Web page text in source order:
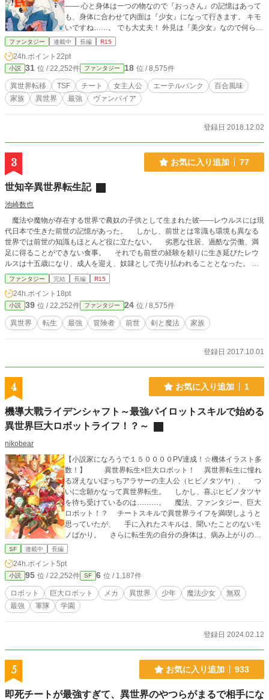
―― 心と身体は一つの物なので『おっさん』の記憶はあって
も、身体に合わせて内面は『少女』になって行きます。 キモ
いですね……。 でも大丈夫！ 外見は『美少女』なので何ら問
題ありません！！ 人形の様な造形と、生まれたばかりでモッ
人形遊び』です！ほぼセクハラです！！ 【一章】【二章】は
田舎暮らしで魔獣相手に無双します。 【三章】から、都会に
出ての学園モノになってまいります。
ファンタジー 連載中 長編 R15
24h.ポイント 22pt
小説 31 位 / 22,252件 ファンタジー 18 位 / 8,575件
異世界転移 TSF チート 女主人公 エーテルパンク
百合風味
家族
異世界 最強 ヴァンパイア
登録日 2018.12.02
3 お気に入り追加 77
世知辛異世界転生記
池崎数也
魔法や魔物が存在する世界で農奴の子供として生まれた彼――レウルスには現
代日本で生きた前世の記憶があった。 しかし、前世とは常識も環境も異なる
世界では前世の知識もほとんど役に立たない。 劣悪な住居、過酷な労働、満
足に得ることができない食事。 それでも前世の経験を頼りに生き延びたレウ
ルスは十五歳になり、成人を迎え、奴隷として売り払われることとなった。
だが、奴隷として鉱山に運ばれる途中、魔物の襲撃に遭ったレウルスは辛くも逃
げ出すことに成功する。 頼れる家族も友もおらず、住める家もなく、食べる
物も金もない。それでも自由を手に入れることができたレウルスは、新たな世界
での一歩を踏み出す。 そんなレウルスが辿り着いたのは、自身と大差ない境
遇の者達が営む街――ラヴァル廃棄街。 前世の記憶を持つレウルスからすれ
ばスラム街としか思えないその街で、レウルスは冒険者として生活を始める。
ファンタジー 完結 長編 R15
24h.ポイント 18pt
小説 39 位 / 22,252件 ファンタジー 24 位 / 8,575件
異世界 転生 最強 冒険者 前世 剣と魔法 家族
登録日 2017.10.01
4 お気に入り追加 1
機導大戰ライデンシャフト～最強パイロットスキルで始める
異世界巨大ロボットライフ！？～
nikobear
【小説家になろうで１５００００PV達成！☆機体イラスト多
数！】 異世界転生×巨大ロボット！ 異世界転生に憧れ
る冴えないぼっちアラサーの主人公（ヒビノタツヤ）、 つ
いに念願かなって異世界転生。 しかし、喜ぶヒビノタツヤ
を待ち受けているのは………。 魔法、ファンタジー、巨大
ロボット！？ チートスキルで異世界ライフを満喫しようと
思っていたが、 手に入れたスキルは、聞いたことのないモ
ノばかり。 さらに転生先の自分の身体は、病み上がりの少
年なうえ隻眼。 身体の持ち主だった少年リゼル・ティター
へやら。 そんな中、少年になったヒビノタツヤは自分の住
む村を守るため、 巨大ロボットに乗り込むことに… 身体
の持ち主リゼル・ティターニアと協力しながら、巨大な敵に
立ち向かう。 彼が手にしたスキルとは…？ 車の免許すら
持ってない男ヒビノタツヤが巨大ロボットを操縦する時、何
SF 連載中 長編
24h.ポイント 5pt
小説 95 位 / 22,252件 SF 6 位 / 1,187件
ロボット 巨大ロボット メカ 異世界 少年 魔法少女
無双
最強
軍隊 学園
登録日 2024.02.12
5 お気に入り追加 933
即死チートが最強すぎて、異世界のやつらがまるで相手にな